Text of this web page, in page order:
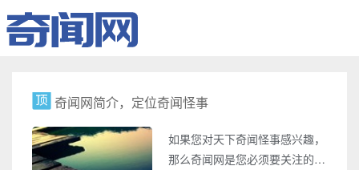
奇闻网简介，定位奇闻怪事
如果您对天下奇闻怪事感兴趣，
那么奇闻网是您必须要关注的网